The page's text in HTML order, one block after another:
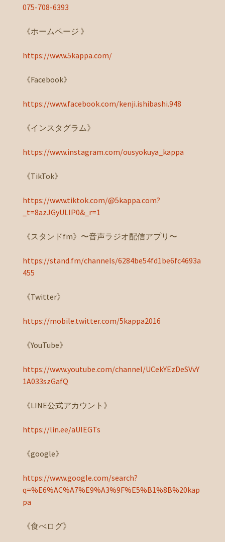
075-708-6393
《ホームページ 》
https://www.5kappa.com/
《Facebook》
https://www.facebook.com/kenji.ishibashi.948
《インスタグラム》
https://www.instagram.com/ousyokuya_kappa
《TikTok》
https://www.tiktok.com/@5kappa.com?
_t=8azJGyULlP0&_r=1
《スタンドfm》〜音声ラジオ配信アプリ〜
https://stand.fm/channels/6284be54fd1be6fc4693a
455
《Twitter》
https://mobile.twitter.com/5kappa2016
《YouTube》
https://www.youtube.com/channel/UCekYEzDeSVvY
1A033szGafQ
《LINE公式アカウント》
https://lin.ee/aUIEGTs
《google》
https://www.google.com/search?
q=%E6%AC%A7%E9%A3%9F%E5%B1%8B%20kap
pa
《食べログ》